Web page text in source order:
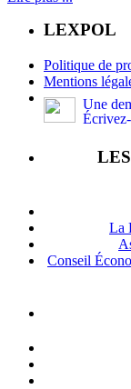
LEXPOL
Politique de
Mentions
Une
La
Conseil